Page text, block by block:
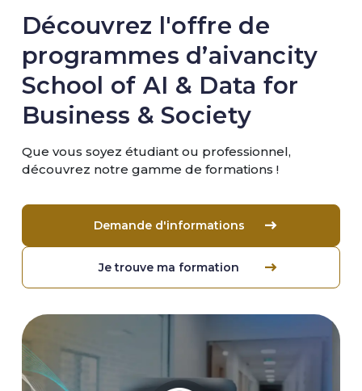
Découvrez l'offre de
programmes d’aivancity
School of AI & Data for
Business & Society
Que vous soyez étudiant ou professionnel,
découvrez notre gamme de formations !
Demande d'informations
Je trouve ma formation
Image